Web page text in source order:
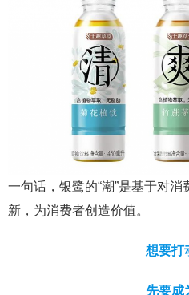
一句话，银鹭的“潮”是基于对
新，为消费者创造价值。
想要打
先要成